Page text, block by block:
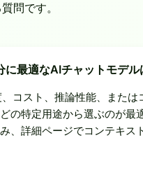
問です。
に最適なAIチャットモデ
コスト、推論性能、また
の特定用途から選ぶのが最
、詳細ページでコンテキス